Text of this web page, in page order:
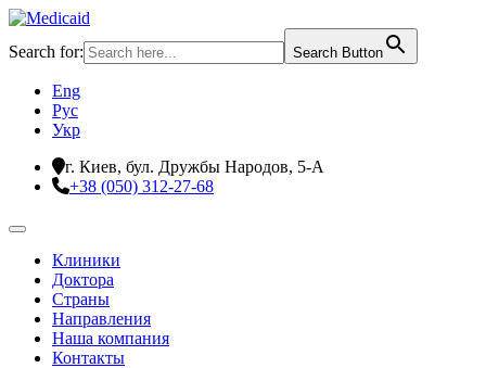
Search for: Search Button
Eng
Рус
Укр
г. Киев, бул. Дружбы Народов, 5-А
+38 (050) 312-27-68
Клиники
Доктора
Страны
Направления
Наша компания
Контакты